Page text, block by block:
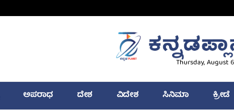
Thursday, August
ಅಪರಾಧ ದೇಶ ವಿದೇಶ ಸಿನಿಮಾ ಕ್ರೀಡೆ